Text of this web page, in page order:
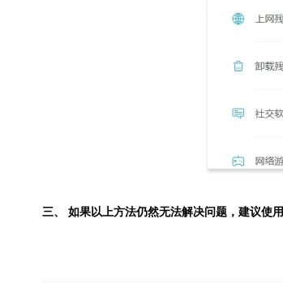
三、 如果以上方法仍然无法解决问题，建议使用